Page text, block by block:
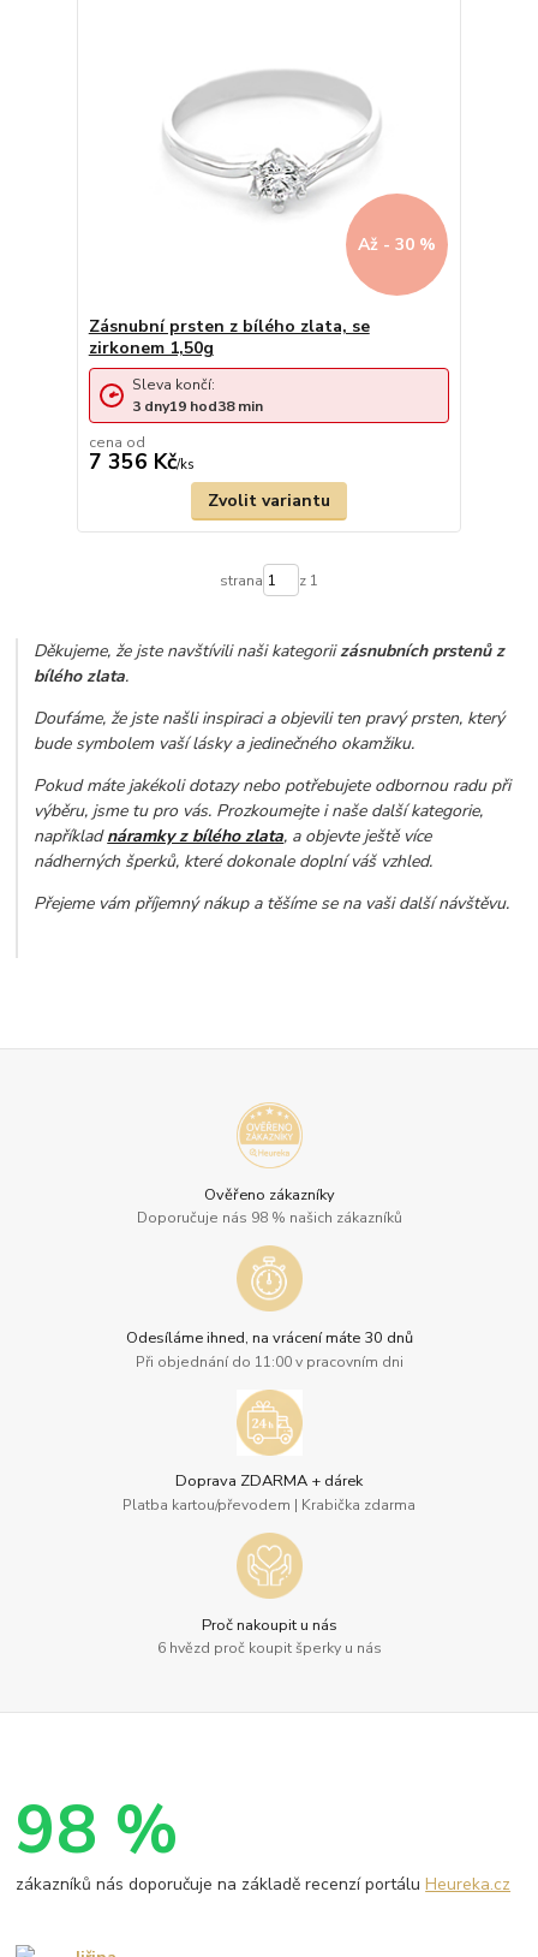
Až - 30 %
Zásnubní prsten z bílého zlata, se
zirkonem 1,50g
cena od
7 356 Kč/ks
Sleva končí:
3 dny19 hod38min
Zvolit variantu
strana z 1
Děkujeme, že jste navštívili naši kategoriizásnubních prstenů z
bílého zlata.
Doufáme, že jste našli inspiraci a objevili ten pravý prsten, který
bude symbolem vaší lásky a jedinečného okamžiku.
Pokud máte jakékoli dotazy nebo potřebujete odbornou radu při
výběru, jsme tu pro vás. Prozkoumejte i naše další kategorie,
napříkladnáramky z bílého zlata, a objevte ještě více
nádherných šperků, které dokonale doplní váš vzhled.
Přejeme vám příjemný nákup a těšíme se na vaši další návštěvu.
Ověřeno zákazníky
Doporučuje nás 98 % našich zákazníků
Odesíláme ihned, na vrácení máte 30 dnů
Při objednání do 11:00 v pracovním dni
Doprava ZDARMA + dárek
Platba kartou/převodem | Krabička zdarma
Proč nakoupit u nás
6 hvězd proč koupit šperky u nás
98 %
zákazníků nás doporučuje na základě recenzí portáluHeureka.cz